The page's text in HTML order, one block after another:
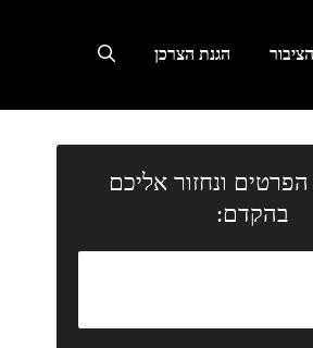
הגנת הצרכן
ונחזור אליכם
בהקדם: